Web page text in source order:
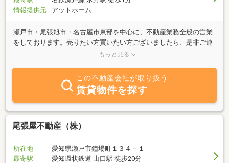
情報提供元
アットホーム
瀬戸市・尾張旭市・名古屋市東部を中心に、不動産業務全般の営業
をしております。売りたい方買いたい方ございましたら、是非ご連
絡下さい。大型開発用地の仲介も、やっております。信頼と真心で
もっと見る
この不動産会社が取り扱う
賃貸物件を探す
尾張屋不動産（株）
所在地
愛知県瀬戸市鐘場町１３４－１
最寄駅
愛知環状鉄道 山口駅 徒歩20分